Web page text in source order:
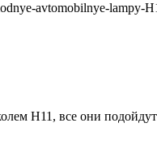
avtomobilnye-lampy-
Н11, все они